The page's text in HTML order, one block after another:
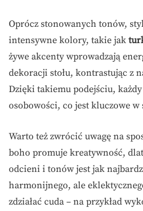
Oprócz stonowanych tonów,
intensywne kolory, takie jak
żywe akcenty wprowadzają
dekoracji stołu, kontrastując z
Dzięki takiemu podejściu,
osobowości, co jest kluczowe w
Warto też zwrócić uwagę na
boho promuje kreatywność,
odcieni i tonów jest jak
harmonijnego, ale
zdziałać cuda – na przykład